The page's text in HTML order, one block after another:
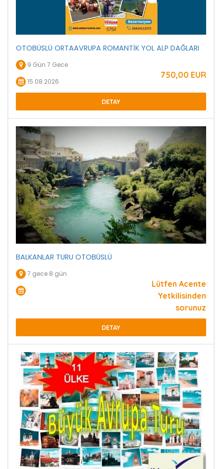
OTOBÜSLÜ ORTAAVRUPA ROMANTİK YOL ALP DAĞLARI
9 Gün 7 Gece
15.08.2026
750,00 EUR
DETAY
BALKANLAR TURU OTOBÜSLÜ
7 gece 8 gün
Lütfen Acente
Yetkilisinden
sorunuz
DETAY